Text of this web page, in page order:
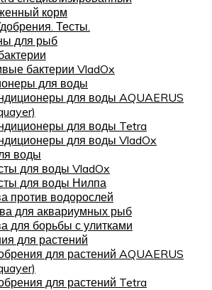
корм
Тесты.
для рыб
бактерии VladOx
для воды
для воды AQUAERUS
для воды Tetra
для воды VladOx
воды
для воды VladOx
для воды Нилпа
против водорослей
для аквариумных рыб
для борьбы с улитками
для растений
для растений AQUAERUS
для растений Tetra